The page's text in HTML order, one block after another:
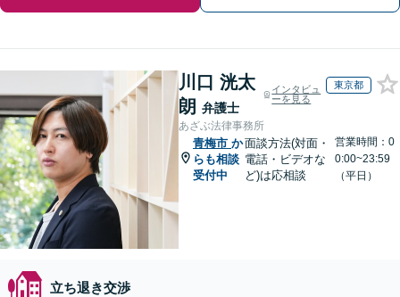
川口 洸太
朗 弁護士
インタビュ
ーを見る
東京都
あざぶ法律事務所
青梅市 か
らも相談
受付中
面談方法(対面・
電話・ビデオな
ど)は応相談
営業時間：0
0:00~23:59
（平日）
立ち退き交渉